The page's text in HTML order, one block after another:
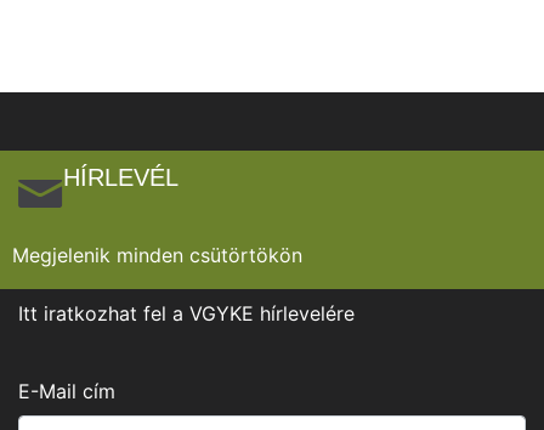
HÍRLEVÉL
Megjelenik minden csütörtökön
Itt iratkozhat fel a VGYKE hírlevelére
E-Mail cím